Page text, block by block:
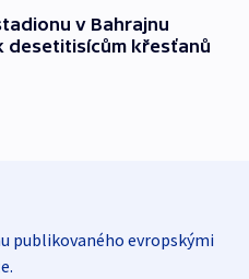
v Bahrajnu
desetitisícům křesťanů
publikovaného evropskými